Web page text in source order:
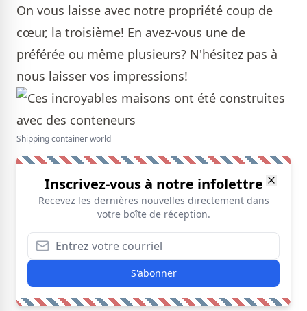
On vous laisse avec notre propriété coup de
cœur, la troisième! En avez-vous une de
préférée ou même plusieurs? N'hésitez pas à
nous laisser vos impressions!
Shipping container world
Inscrivez-vous à notre infolettre
Recevez les dernières nouvelles directement dans
votre boîte de réception.
S'abonner